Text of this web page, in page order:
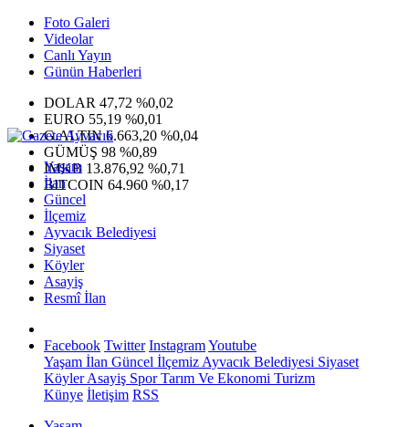
Foto Galeri
Videolar
Canlı Yayın
Günün Haberleri
DOLAR 47,72 %0,02
EURO 55,19 %0,01
G.ALTIN6.663,20 %0,04
GÜMÜŞ 98 %0,89
IMKB 13.876,92 %0,71
BITCOIN 64.960 %0,17
Yaşam
İlan
Güncel
İlçemiz
Ayvacık Belediyesi
Siyaset
Köyler
Asayiş
Resmî İlan
Facebook Twitter InstagramYoutube
Yaşam İlan Güncel İlçemiz Ayvacık Belediyesi Siyaset
KöylerAsayiş SporTarım Ve Ekonomi Turizm
Künye İletişim RSS